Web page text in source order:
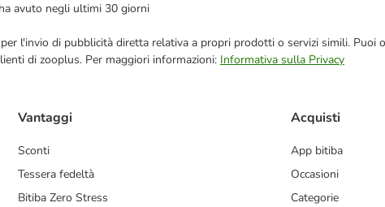
avuto negli ultimi 30 giorni
l'invio di pubblicità diretta relativa a propri prodotti o servizi simili.
di zooplus. Per maggiori informazioni: Informativa sulla Privacy
Vantaggi
Sconti
Tessera fedeltà
Bitiba Zero Stress
Acquisti
App bitiba
Occasioni
Categorie